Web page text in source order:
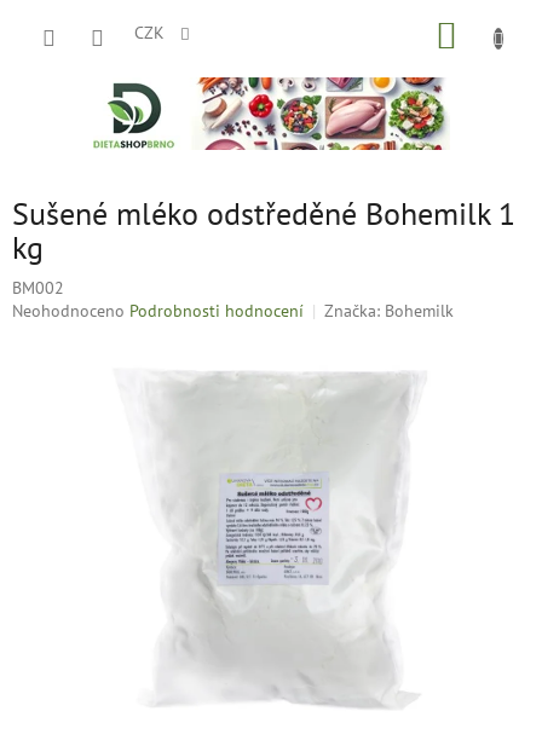
CZK
Sušené mléko odstředěné Bohemilk 1
kg
BM002
Průměrné
Neohodnoceno Podrobnosti hodnocení Značka: Bohemilk